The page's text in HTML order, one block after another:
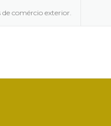
de comércio exterior.